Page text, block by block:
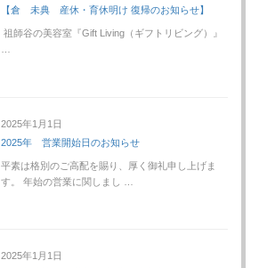
【倉 未典 産休・育休明け 復帰のお知らせ】
祖師谷の美容室『Gift Living（ギフトリビング）』
2025年1月1日
2025年 営業開始日のお知らせ
平素は格別のご高配を賜り、厚く御礼申し上げま
す。 年始の営業に関しまし …
2025年1月1日